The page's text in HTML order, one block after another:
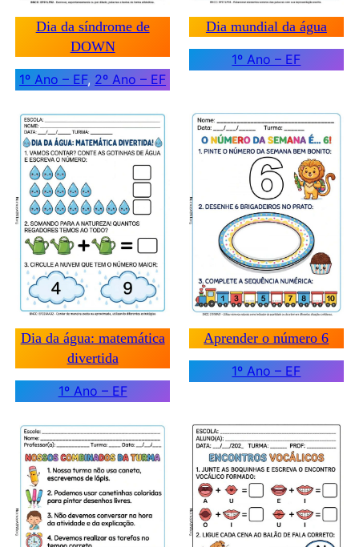
Dia da síndrome de
DOWN
1º Ano – EF, 2º Ano – EF
Dia mundial da água
1º Ano – EF
Dia da água: matemática
divertida
1º Ano – EF
Aprender o número 6
1º Ano – EF